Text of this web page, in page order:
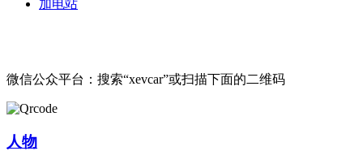
加电站
微信公众平台：搜索“xevcar”或扫描下面的二维码
人物